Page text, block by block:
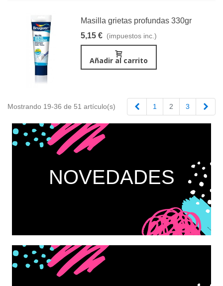
Masilla grietas profundas 330gr
5,15 € (impuestos inc.)
Añadir al carrito
Mostrando 19-36 de 51 artículo(s) Anterior
1 2 3
NOVEDADES